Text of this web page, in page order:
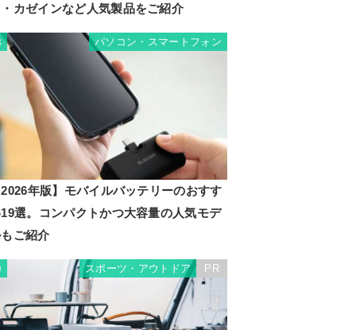
カゼインなど人気製品をご紹介
パソコン・スマートフォン
年版】モバイルバッテリーのおすす
選。コンパクトかつ大容量の人気モデ
ご紹介
スポーツ・アウトドア PR